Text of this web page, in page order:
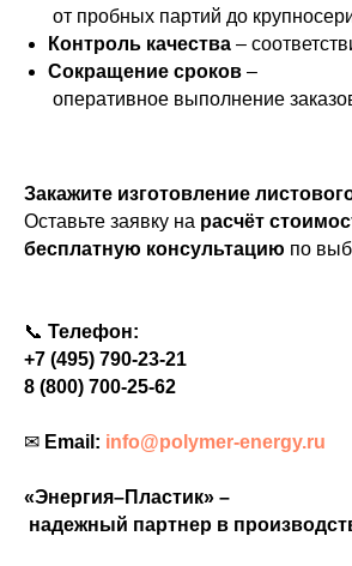
от пробных партий до
Контроль качества –
Сокращение сроков –
оперативное выполнение
Закажите изготовление
Оставьте заявку на расчёт
бесплатную консультацию по
📞 Телефон:
+7 (495) 790-23-21
8 (800) 700-25-62
✉ Email: info@polymer-energy.ru
«Энергия–Пластик» –
надежный партнер в